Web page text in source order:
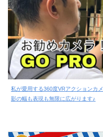
私が愛用する360度VRアクションカ
影の幅も表現も無限に広がります♪